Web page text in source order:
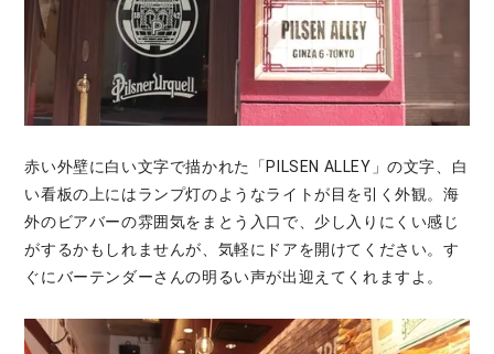
赤い外壁に白い文字で描かれた「PILSEN ALLEY」の文字、白
い看板の上にはランプ灯のようなライトが目を引く外観。海
外のビアバーの雰囲気をまとう入口で、少し入りにくい感じ
がするかもしれませんが、気軽にドアを開けてください。す
ぐにバーテンダーさんの明るい声が出迎えてくれますよ。